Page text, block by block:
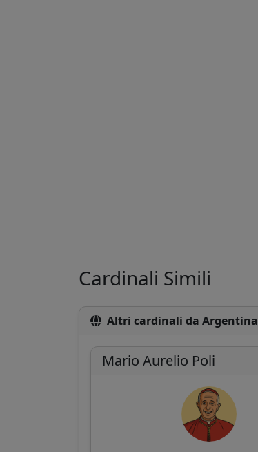
Cardinali Simili
Altri cardinali da Argentina
Mario Aurelio Poli